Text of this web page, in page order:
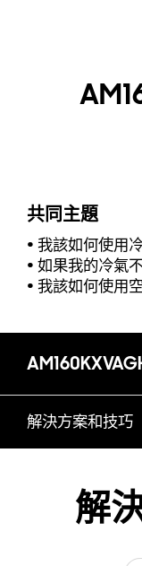
共同主題
我該如何使用
如果我的冷氣
我該如何使用
解決方案和技巧
解